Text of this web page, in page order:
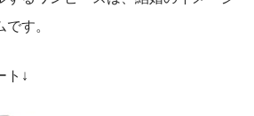
す。
ト↓